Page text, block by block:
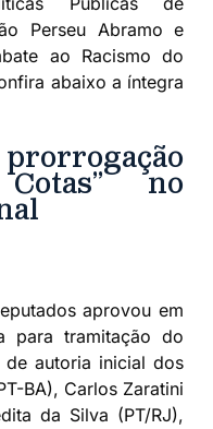
Perseu Abramo e
ao Racismo do
abaixo a íntegra
no
aprovou em
para tramitação do
autoria inicial dos
BA), Carlos Zaratini
da Silva (PT/RJ),